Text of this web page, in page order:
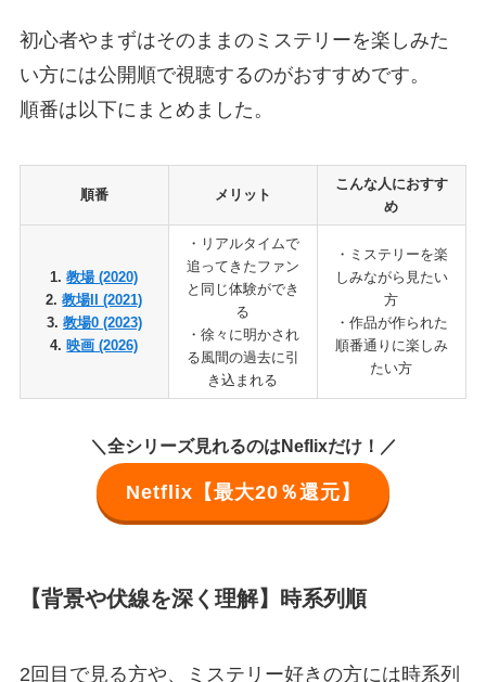
初心者やまずはそのままのミステリーを楽しみた
い方には公開順で視聴するのがおすすめです。
順番は以下にまとめました。
順番 メリット
こんな人におすす
め
1.教場 (2020)
2.教場II (2021)
3. 教場0 (2023)
4.映画 (2026)
・リアルタイムで
追ってきたファン
と同じ体験ができ
る
・徐々に明かされ
る風間の過去に引
き込まれる
・ミステリーを楽
しみながら見たい
方
・作品が作られた
順番通りに楽しみ
たい方
＼全シリーズ見れるのはNeflixだけ！／
Netflix【最大20％還元】
【背景や伏線を深く理解】時系列順
2回目で見る方や、ミステリー好きの方には時系列